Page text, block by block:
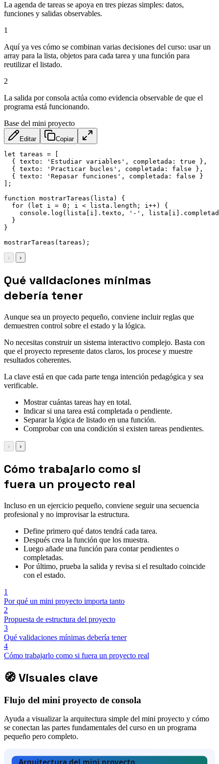
La agenda de tareas se apoya en tres piezas simples: datos,
funciones y salidas observables.
1
Aquí ya ves cómo se combinan varias decisiones del curso: usar un
array para la lista, objetos para cada tarea y una función para
reutilizar el listado.
2
La salida por consola actúa como evidencia observable de que el
programa está funcionando.
Base del mini proyecto
Editar Copiar
let tareas =
{
texto : 'Estudiar variables' , completada : true } ,
{
texto : 'Practicar bucles' , completada : false } ,
{
texto : 'Repasar funciones' , completada : false
}
;
function mostrarTareas ( lista )
{
for
( let i = 0 ; i < lista . length ; i++)
{
    console
. log ( lista i . texto , '-' , lista i .
}
}
mostrarTareas ( tareas ) ;
‹ ›
Qué validaciones mínimas
debería tener
Aunque sea un proyecto pequeño, conviene incluir reglas que
demuestren control sobre el estado y la lógica.
No necesitas construir un sistema interactivo complejo. Basta con
que el proyecto represente datos claros, los procese y muestre
resultados coherentes.
La clave está en que cada parte tenga intención pedagógica y sea
verificable.
Mostrar cuántas tareas hay en total.
Indicar si una tarea está completada o pendiente.
Separar la lógica de listado en una función.
Comprobar con una condición si existen tareas pendientes.
‹ ›
Cómo trabajarlo como si
fuera un proyecto real
Incluso en un ejercicio pequeño, conviene seguir una secuencia
profesional y no improvisar la estructura.
Define primero qué datos tendrá cada tarea.
Después crea la función que los muestra.
Luego añade una función para contar pendientes o
completadas.
Por último, prueba la salida y revisa si el resultado coincide
con el estado.
1
Por qué un mini proyecto importa tanto
2
Propuesta de estructura del proyecto
3
Qué validaciones mínimas debería tener
4
Cómo trabajarlo como si fuera un proyecto real
🧭Visuales clave
Flujo del mini proyecto de consola
Ayuda a visualizar la arquitectura simple del mini proyecto y cómo
se conectan las partes fundamentales del curso en un programa
pequeño pero completo.